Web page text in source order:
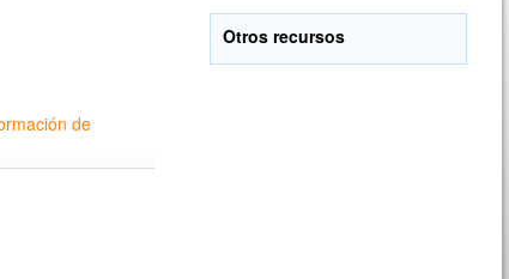
de
Otros recursos